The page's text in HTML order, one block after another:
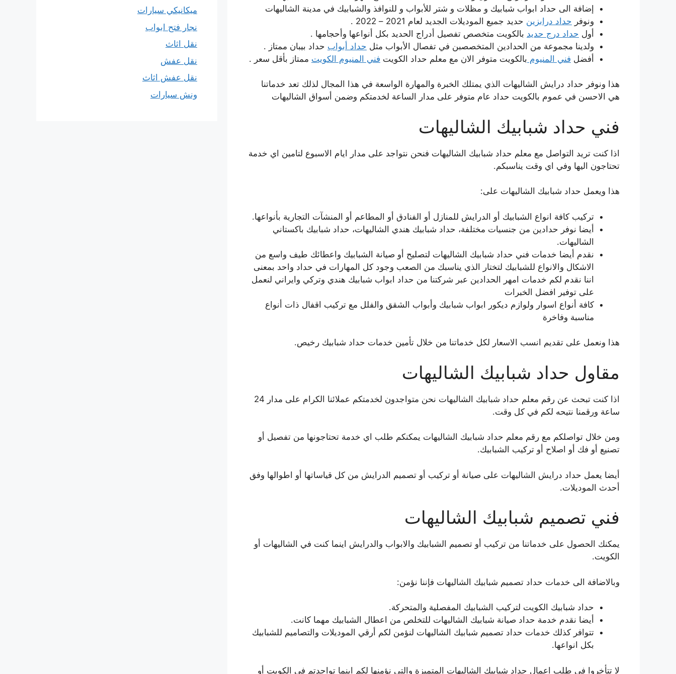
إضافة الى حداد ابواب شبابيك و مظلات و شتر للأبواب و للنوافذ والشبابيك في مدينة الشاليهات
ونوفر حداد درابزين حديد جميع الموديلات الجديد لعام 2021 – 2022 .
أول حداد درج حديد بالكويت متخصص تفصيل أدراج الحديد بكل أنواعها وأحجامها .
ولدينا مجموعة من الحدادين المتخصصبن في تفصال الأبواب مثل حداد أبواب حداد بيبان ممتاز .
أفضل فني المنيوم بالكويت متوفر الان مع معلم حداد الكويت فني المنيوم الكويت ممتاز بأقل سعر .
هذا ونوفر حداد درايش الشاليهات الذي يمتلك الخبرة والمهارة الواسعة في هذا المجال لذلك تعد خدماتنا
هي الاحسن في عموم بالكويت حداد عام متوفر على مدار الساعة لخدمتكم وضمن أسواق الشاليهات
فني حداد شبابيك الشاليهات
اذا كنت تريد التواصل مع معلم حداد شبابيك الشاليهات فنحن نتواجد على مدار ايام الاسبوع لتامين اي خدمة
تحتاجون اليها وفي اي وقت يناسبكم.
هذا ويعمل حداد شبابيك الشاليهات على:
تركيب كافة انواع الشبابيك أو الدرايش للمنازل أو الفنادق أو المطاعم أو المنشآت التجارية بأنواعها.
أيضا نوفر حدادين من جنسيات مختلفة، حداد شبابيك هندي الشاليهات، حداد شبابيك باكستاني
الشاليهات.
نقدم أيضا خدمات فني حداد شبابيك الشاليهات لتصليح أو صيانة الشبابيك واعطائك طيف واسع من
الاشكال والانواع للشبابيك لتختار الذي يناسبك من الصعب وجود كل المهارات في حداد واحد بمعنى
اننا نقدم لكم خدمات امهر الحدادين عبر شركتنا من حداد ابواب شبابيك هندي وتركي وايراني لنعمل
على توفير افضل الخبرات
كافة أنواع اسوار ولوازم ديكور ابواب شبابيك وأبواب الشقق والفلل مع تركيب اقفال ذات أنواع
مناسبة وفاخرة
هذا ونعمل على تقديم انسب الاسعار لكل خدماتنا من خلال تأمين خدمات حداد شبابيك رخيص.
مقاول حداد شبابيك الشاليهات
اذا كنت تبحث عن رقم معلم حداد شبابيك الشاليهات نحن متواجدون لخدمتكم عملائنا الكرام على مدار 24
ساعة ورقمنا نتيحه لكم في كل وقت.
ومن خلال تواصلكم مع رقم معلم حداد شبابيك الشاليهات يمكنكم طلب اي خدمة تحتاجونها من تفصيل أو
تصنيع أو فك أو اصلاح أو تركيب الشبابيك.
أيضا يعمل حداد درايش الشاليهات على صيانة أو تركيب أو تصميم الدرايش من كل قياساتها أو اطوالها وفق
أحدث الموديلات.
فني تصميم شبابيك الشاليهات
يمكنك الحصول على خدماتنا من تركيب أو تصميم الشبابيك والابواب والدرايش اينما كنت في الشاليهات أو
الكويت.
وبالاضافة الى خدمات حداد تصميم شبابيك الشاليهات فإننا نؤمن:
حداد شبابيك الكويت لتركيب الشبابيك المفصلية والمتحركة.
أيضا نقدم خدمة حداد صيانة شبابيك الشاليهات للتخلص من اعطال الشبابيك مهما كانت.
تتوافر كذلك خدمات حداد تصميم شبابيك الشاليهات لنؤمن لكم أرقي الموديلات والتصاميم للشبابيك
بكل انواعها.
لا تتأخروا في طلب اعمال حداد شبابيك الشاليهات المتميزة والتي نؤمنها لكم اينما تواجدتم في الكويت أو
ميكانيكي سيارات
نجار فتح ابواب
نقل اثاث
نقل عفش
نقل عفش اثاث
ونش سيارات